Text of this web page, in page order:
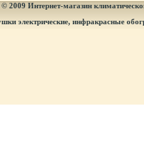
© 2009 Интернет-магазин
электрические, инфракрасные